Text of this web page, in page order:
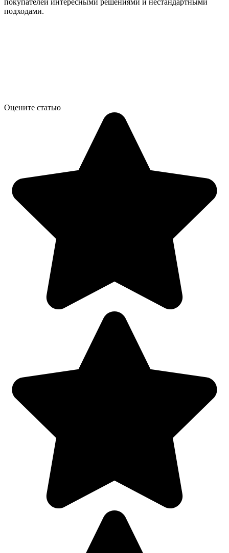
подходами.
Оцените статью